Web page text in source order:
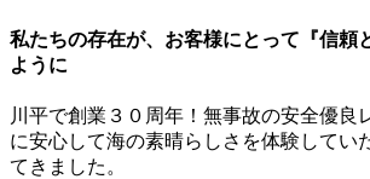
私たちの存在が、お客様にとって『信頼
ように
川平で創業３０周年！無事故の安全優良
に安心して海の素晴らしさを体験してい
てきました。